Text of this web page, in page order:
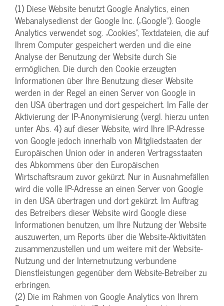
(1) Diese Website benutzt Google Analytics, einen
Webanalysedienst der Google Inc. („Google“). Google
Analytics verwendet sog. „Cookies“, Textdateien, die auf
Ihrem Computer gespeichert werden und die eine
Analyse der Benutzung der Website durch Sie
ermöglichen. Die durch den Cookie erzeugten
Informationen über Ihre Benutzung dieser Website
werden in der Regel an einen Server von Google in
den USA übertragen und dort gespeichert. Im Falle der
Aktivierung der IP-Anonymisierung (vergl. hierzu unten
unter Abs. 4) auf dieser Website, wird Ihre IP-Adresse
von Google jedoch innerhalb von Mitgliedstaaten der
Europäischen Union oder in anderen Vertragsstaaten
des Abkommens über den Europäischen
Wirtschaftsraum zuvor gekürzt. Nur in Ausnahmefällen
wird die volle IP-Adresse an einen Server von Google
in den USA übertragen und dort gekürzt. Im Auftrag
des Betreibers dieser Website wird Google diese
Informationen benutzen, um Ihre Nutzung der Website
auszuwerten, um Reports über die Website-Aktivitäten
zusammenzustellen und um weitere mit der Website-
Nutzung und der Internetnutzung verbundene
Dienstleistungen gegenüber dem Website-Betreiber zu
erbringen.
(2) Die im Rahmen von Google Analytics von Ihrem